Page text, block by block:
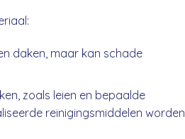
daken, maar kan schade
zoals leien en bepaalde
reinigingsmiddelen worden